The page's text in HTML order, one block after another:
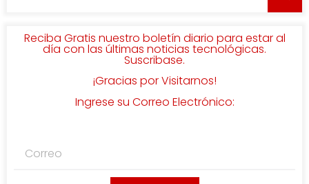
Reciba Gratis nuestro boletín diario para estar al
día con las últimas noticias tecnológicas.
Suscribase.
¡Gracias por Visitarnos!
Ingrese su Correo Electrónico: